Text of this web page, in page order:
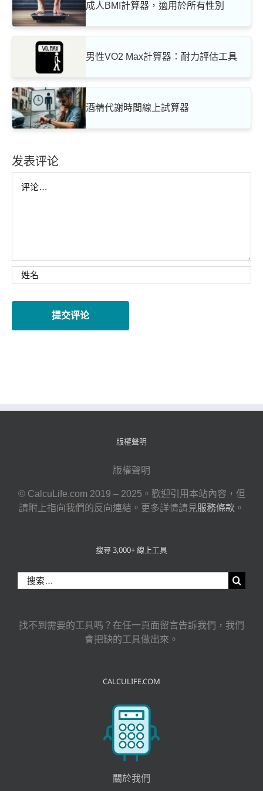
成人BMI計算器，適用於所有性別
男性VO2 Max計算器：耐力評估工具
酒精代謝時間線上試算器
发表评论
版權聲明
版權聲明
© CalcuLife.com 2019 – 2025。歡迎引用本站內容，但
請附上指向我們的反向連結。更多詳情請見服務條款 。
搜尋 3,000+ 線上工具
索
果：
找不到需要的工具嗎？在任一頁面留言告訴我們，我們
會把缺的工具做出來。
CALCULIFE.COM
關於我們